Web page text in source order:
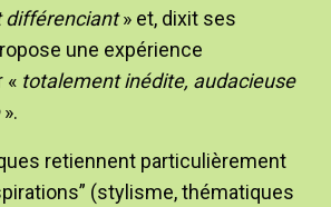
» et, dixit ses
une expérience
« totalement inédite, audacieuse
».
retiennent particulièrement
(stylisme, thématiques